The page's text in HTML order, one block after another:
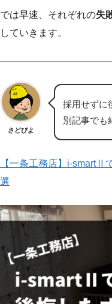
では早速、それぞれの失
していきます。
さどぴよ
採用せずに
別記事でも
【一条工務店】i-smartⅡ
選